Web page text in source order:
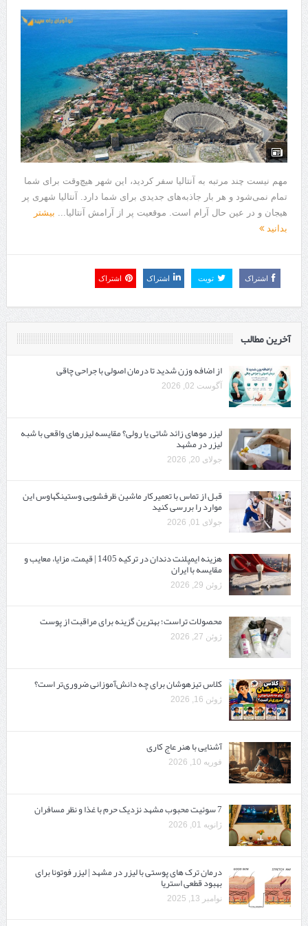
هزینه ایمپلنت دندان در ترکیه 1405 | قیمت، مزایا، معایب و مقایسه با
ایران
محصولات تراست؛ بهترین گزینه برای مراقبت از پوست
کلاس تیزهوشان برای چه دانش‌آموزانی ضروری‌تر است؟
آشنایی با هنر عاج کاری
7 سوئیت محبوب مشهد نزدیک حرم با غذا و نظر مسافران
درمان ترک های پوستی با لیزر در مشهد | لیزر فوتونا برای بهبود قطعی
استریا
طراحی در خدمت نظم؛ از قفسه ‌های یک‌ طرفه تا دو طرفه، روایت
مهم نیست چند مرتبه به آنتالیا سفر کردید، این شهر هیچ‌وقت برای شما
تمام نمی‌شود و هر بار جاذبه‌های جدیدی برای شما دارد. آنتالیا شهری پر
هیجان و در عین حال آرام است. موقعیت پر از آرامش آنتالیا... بیشتر
بدانید
اشتراک تویت اشتراک اشتراک
آخرین مطالب
از اضافه وزن شدید تا درمان اصولی با جراحی چاقی
آگوست 02, 2026
لیزر موهای زائد شاتی یا رولی؟ مقایسه لیزرهای واقعی با شبه‌
لیزر در مشهد
جولای 20, 2026
قبل از تماس با تعمیرکار ماشین ظرفشویی وستینگهاوس این
موارد را بررسی کنید
جولای 01, 2026
هزینه ایمپلنت دندان در ترکیه 1405 | قیمت، مزایا، معایب و
مقایسه با ایران
ژوئن 29, 2026
محصولات تراست؛ بهترین گزینه برای مراقبت از پوست
ژوئن 27, 2026
کلاس تیزهوشان برای چه دانش‌آموزانی ضروری‌تر است؟
ژوئن 16, 2026
آشنایی با هنر عاج کاری
فوریه 10, 2026
7 سوئیت محبوب مشهد نزدیک حرم با غذا و نظر مسافران
ژانویه 01, 2026
درمان ترک های پوستی با لیزر در مشهد | لیزر فوتونا برای
بهبود قطعی استریا
نوامبر 13, 2025